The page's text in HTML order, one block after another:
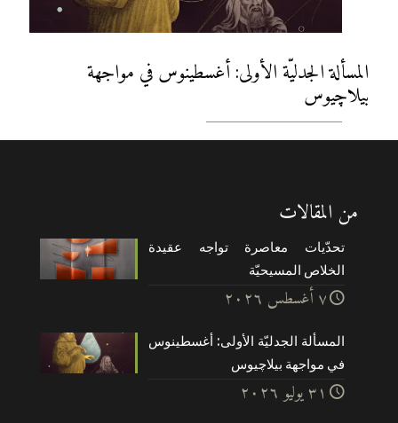
المسألة الجدليّة الأولى: أغسطينوس في مواجهة
بيلاچيوس
من المقالات
تحدّيات معاصرة تواجه عقيدة
الخلاص المسيحيّة
۷ أغسطس ۲۰۲٦
المسألة الجدليّة الأولى: أغسطينوس
في مواجهة بيلاچيوس
۳۱ يوليو ۲۰۲٦